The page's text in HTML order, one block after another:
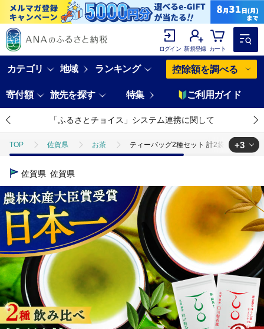
ログイン 新規登録 カート
カテゴリ 地域 ランキング 控除額を調べる
寄付額 旅先を探す 特集 ご利用ガイド
「ふるさとチョイス」システム連携に関して
TOP 佐賀県 お茶 ティーバッグ2種セット 計2袋 / お茶 / 佐
TOP
TOP 飲料（酒以外） ソフトドリンク ティーバッグ2種セ
TOP 飲料（酒以外） ソフトドリンク ティーバ
+3
佐賀県 佐賀県